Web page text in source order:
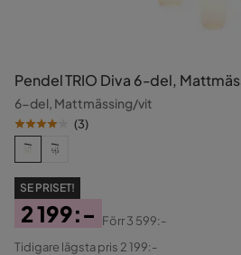
Pendel TRIO Diva 6-del,
6-del, Mattmässing/vit
(3)
SE PRISET!
Pris
2 199:-
Original
Förr3 599:-
Tidigare lägsta pris 2 199:-